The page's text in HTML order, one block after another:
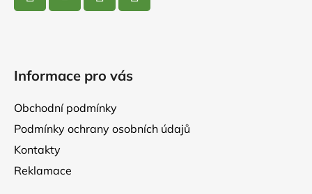
Informace pro vás
Obchodní podmínky
Podmínky ochrany osobních údajů
Kontakty
Reklamace